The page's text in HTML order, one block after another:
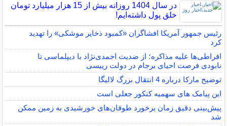
در سال 1404 روزانه بیش از 15 هزار میلیارد تومان
خلق پول داشته‌ایم!
رئیس جمهور آمریکا افشاگران «کمبود ذخایر موشکی» را تهدید
کرد
افراطی‌ها علیه مذاکره؛ از ضدیت احمدی‌نژاد با دیپلماسی تا
نابودی فرصت احیای برجام در دولت رییسی
توضیح مارکا درباره 4 انتقال بزرگ لالیگا
این پیامک های سهمیه کنکور جعلی است
پیش‌بینی دقیق زمان برخورد طوفان‌های خورشیدی به زمین ممکن
شد